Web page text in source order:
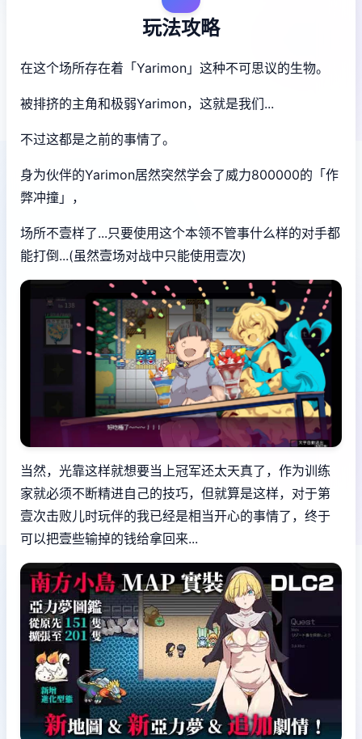
玩法攻略
在这个场所存在着「Yarimon」这种不可思议的生物。
被排挤的主角和极弱Yarimon，这就是我们...
不过这都是之前的事情了。
身为伙伴的Yarimon居然突然学会了威力800000的「作
弊冲撞」，
场所不壹样了...只要使用这个本领不管事什么样的对手都
能打倒...(虽然壹场对战中只能使用壹次)
当然，光靠这样就想要当上冠军还太天真了，作为训练
家就必须不断精进自己的技巧，但就算是这样，对于第
壹次击败儿时玩伴的我已经是相当开心的事情了，终于
可以把壹些输掉的钱给拿回来...